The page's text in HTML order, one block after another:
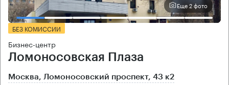
Еще 2 фото
БЕЗ КОМИССИИ
Бизнес-центр
Ломоносовская Плаза
Москва, Ломоносовский проспект, 43 к2